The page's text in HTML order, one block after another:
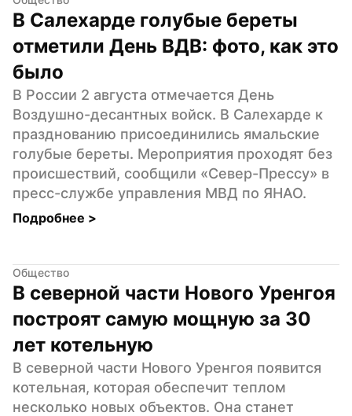
В Салехарде голубые береты
отметили День ВДВ: фото, как это
было
В России 2 августа отмечается День
Воздушно-десантных войск. В Салехарде к
празднованию присоединились ямальские
голубые береты. Мероприятия проходят без
происшествий, сообщили «Север-Прессу» в
пресс-службе управления МВД по ЯНАО.
Подробнее >
Общество
В северной части Нового Уренгоя
построят самую мощную за 30
лет котельную
В северной части Нового Уренгоя появится
котельная, которая обеспечит теплом
несколько новых объектов. Она станет